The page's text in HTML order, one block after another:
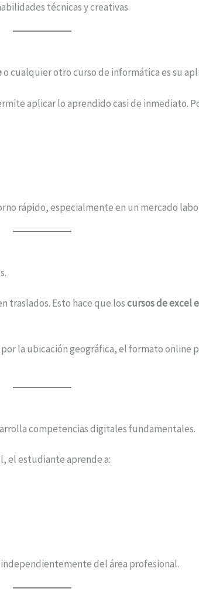
técnicas y creativas.
o cualquier otro curso de informática es su
aplicar lo aprendido casi de inmediato.
rápido, especialmente en un mercado
traslados. Esto hace que loscursos de excel
la ubicación geográfica, el formato
competencias digitales fundamentales.
el estudiante aprende a:
independientemente del área profesional.